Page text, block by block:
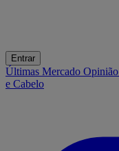
Entrar
Últimas Mercado Opinião
e Cabelo